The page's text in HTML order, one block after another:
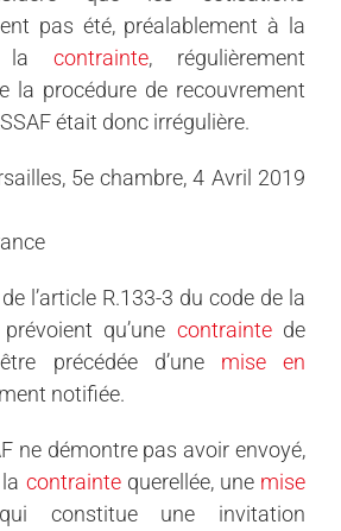
pas été, préalablement à la
la contrainte, régulièrement
la procédure de recouvrement
était donc irrégulière.
5e chambre, 4 Avril 2019
l’article R.133-3 du code de la
qu’une contraintede
précédée d’une mise en
notifiée.
ne démontre pas avoir envoyé,
contraintequerellée, une mise
constitue une invitation